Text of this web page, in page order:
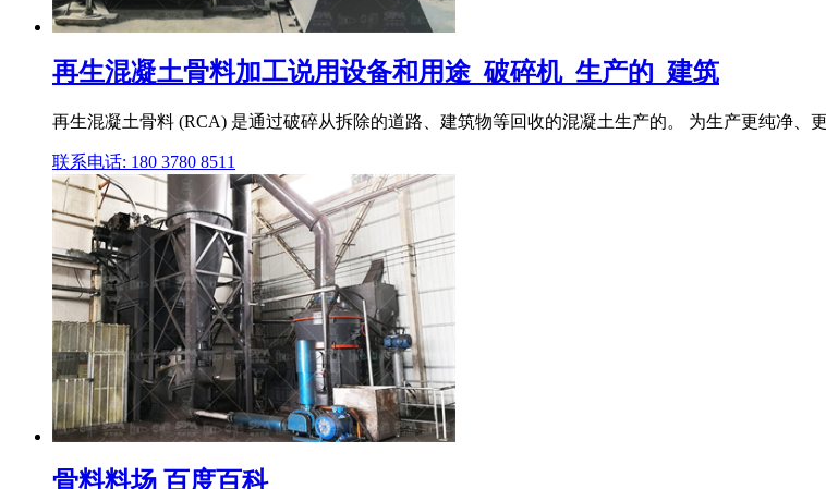
再生混凝土骨料加工说用设备和用途_破碎机_生产的_建筑
再生混凝土骨料 (RCA) 是通过破碎从拆除的道路、建筑物等回收的混凝土生产的。 为生产更纯净、
联系电话: 180 3780 8511
骨料料场 百度百科